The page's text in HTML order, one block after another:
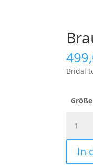
Bridal
Größe
Florence
-
499€
Menge
In